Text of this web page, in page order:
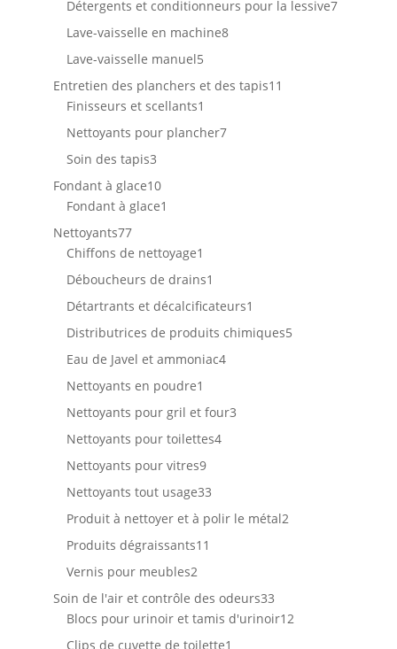
produits
Détergents et conditionneurs pour la lessive77
Lave-vaisselle en machine88
Lave-vaisselle manuel55
produits
Entretien des planchers et des tapis11
Finisseurs et scellants1
produit
Nettoyants pour plancher77
Soin des tapis33
produits
Fondant à glace1010
produits
Fondant à glace1
Nettoyants7777
produits
Chiffons de nettoyage1
produit
Déboucheurs de drains1
produit
Détartrants et décalcificateurs1
produit
Distributrices de produits chimiques55
Eau de Javel et ammoniac44
Nettoyants en poudre1
produit
Nettoyants pour gril et four33
Nettoyants pour toilettes44
Nettoyants pour vitres99
produits
Nettoyants tout usage3333
produits
Produit à nettoyer et à polir le métal22
Produits dégraissants11
Vernis pour meubles22
produits
Soin de l'air et contrôle des odeurs3333
produits
Blocs pour urinoir et tamis d'urinoir1212
Clips de cuvette de toilette1